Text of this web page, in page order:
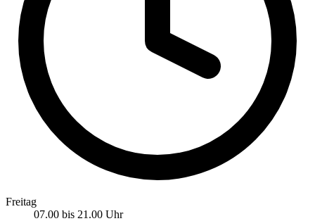
Freitag
07.00 bis 21.00 Uhr